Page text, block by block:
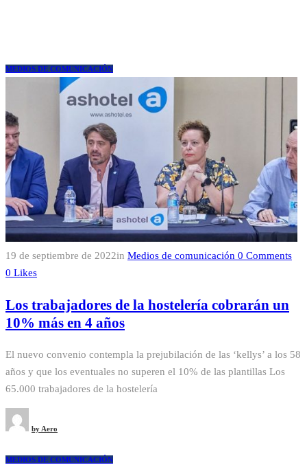
MEDIOS DE COMUNICACIÓN
19 de septiembre de 2022in Medios de comunicación 0 Comments
0 Likes
Los trabajadores de la hostelería cobrarán un
10% más en 4 años
El nuevo convenio contempla la prejubilación de las ‘kellys’ a los 58
años y que los eventuales no superen el 10% de las plantillas Los
65.000 trabajadores de la hostelería
by Aero
MEDIOS DE COMUNICACIÓN